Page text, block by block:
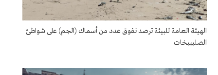
الهيئة العامة للبيئة ترصد نفوق عدد من أسماك (الجم) على شواطئ
الصليبيخات